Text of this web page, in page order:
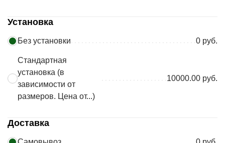
Установка
Без установки 0 руб.
Стандартная
установка (в
зависимости от
размеров. Цена от...)
10000.00 руб.
Доставка